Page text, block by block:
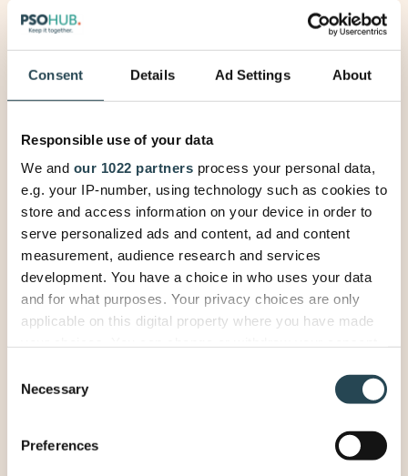
Consent Details Ad Settings About
Responsible use of your data
We and our 1022 partners process your personal data,
e.g. your IP-number, using technology such as cookies to
store and access information on your device in order to
serve personalized ads and content, ad and content
measurement, audience research and services
development. You have a choice in who uses your data
and for what purposes. Your privacy choices are only
applicable on this digital property where you have made
the Privacy trigger icon.
Collect information about your geographical
Selection
Necessary
Preferences
Integreer met jouw CRM,
Financiële pakket, of gebruik
het zonder integraties
Vertrouw niet langer op software die niet
samen met populaire boekhoud- en financiële
oplossingen, waaronder facturatie en
een communicatielaag om e-mails, activiteiten,